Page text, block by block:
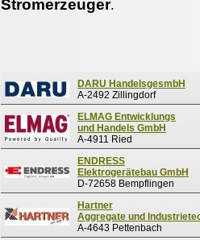
Stromerzeuger.
DARU HandelsgesmbH
A-2492 Zillingdorf
ELMAG Entwicklungs
und Handels GmbH
A-4911 Ried
ENDRESS
Elektrogerätebau GmbH
D-72658 Bempflingen
Hartner
Aggregate und
A-4643 Pettenbach